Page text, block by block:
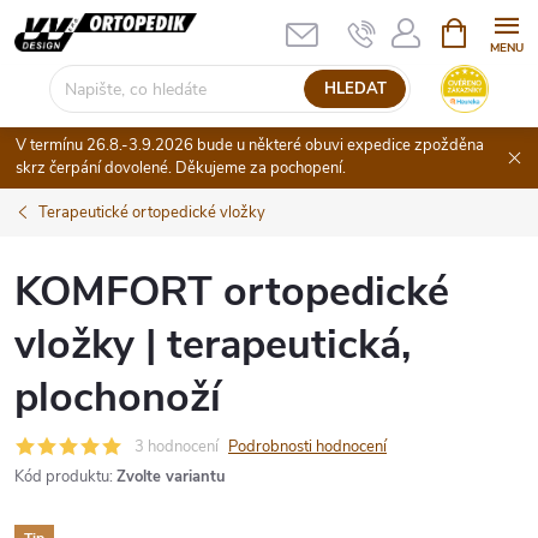
Přejít
na
HLEDAT
NÁKUPNÍ
KOŠÍK
V termínu 26.8.-3.9.2026 bude u některé obuvi expedice zpožděna
skrz čerpání dovolené. Děkujeme za pochopení.
Terapeutické ortopedické vložky
KOMFORT ortopedické
vložky | terapeutická,
plochonoží
3 hodnocení Podrobnosti hodnocení
Kód produktu: Zvolte variantu